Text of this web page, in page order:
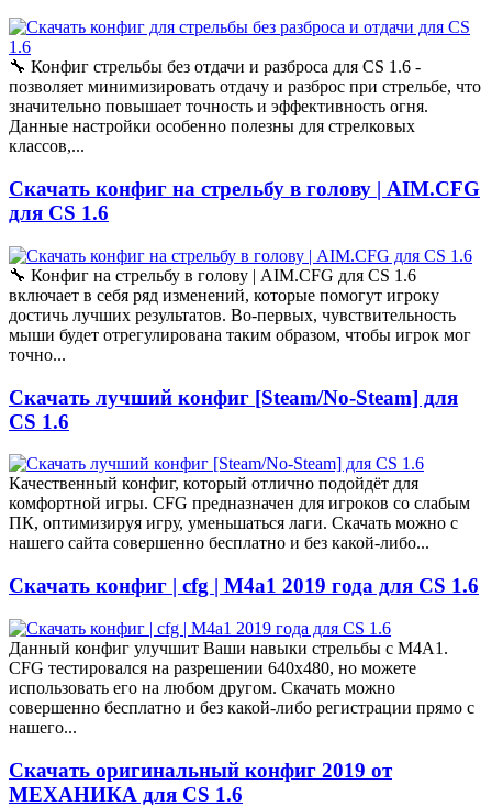
🔧 Конфиг стрельбы без отдачи и разброса для CS 1.6 -
позволяет минимизировать отдачу и разброс при стрельбе, что
значительно повышает точность и эффективность огня.
Данные настройки особенно полезны для стрелковых
классов,...
Скачать конфиг на стрельбу в голову | AIM.CFG
для CS 1.6
🔧 Конфиг на стрельбу в голову | AIM.CFG для CS 1.6
включает в себя ряд изменений, которые помогут игроку
достичь лучших результатов. Во-первых, чувствительность
мыши будет отрегулирована таким образом, чтобы игрок мог
точно...
Скачать лучший конфиг [Steam/No-Steam] для
CS 1.6
Качественный конфиг, который отлично подойдёт для
комфортной игры. CFG предназначен для игроков со слабым
ПК, оптимизируя игру, уменьшаться лаги. Скачать можно с
нашего сайта совершенно бесплатно и без какой-либо...
Скачать конфиг | cfg | M4a1 2019 года для CS 1.6
Данный конфиг улучшит Ваши навыки стрельбы с M4A1.
CFG тестировался на разрешении 640х480, но можете
использовать его на любом другом. Скачать можно
совершенно бесплатно и без какой-либо регистрации прямо с
нашего...
Скачать оригинальный конфиг 2019 от
МЕХАНИКА для CS 1.6